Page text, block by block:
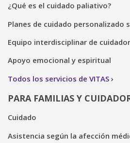
¿Qué es el cuidado paliativo?
Planes de cuidado personalizado
Equipo interdisciplinar de
Apoyo emocional y espiritual
Todos los servicios de VITAS
PARA FAMILIAS Y
Cuidado
Asistencia según la afección